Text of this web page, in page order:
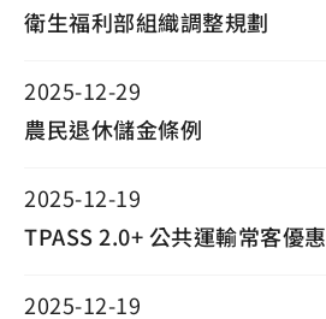
衛生福利部組織調整規劃
2025-12-29
農民退休儲金條例
2025-12-19
TPASS 2.0+ 公共運輸常客優惠
2025-12-19